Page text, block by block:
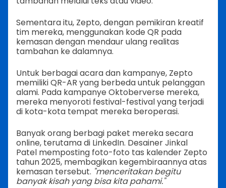
Sementara itu, Zepto, dengan pemikiran kreatif
tim mereka, menggunakan kode QR pada
kemasan dengan mendaur ulang realitas
tambahan ke dalamnya.
Untuk berbagai acara dan kampanye, Zepto
memiliki QR-AR yang berbeda untuk pelanggan
alami. Pada kampanye Oktoberverse mereka,
mereka menyoroti festival-festival yang terjadi
di kota-kota tempat mereka beroperasi.
Banyak orang berbagi paket mereka secara
online, terutama di LinkedIn. Desainer Jinkal
Patel memposting foto-foto tas kalender Zepto
tahun 2025, membagikan kegembiraannya atas
kemasan tersebut. "menceritakan begitu
banyak kisah yang bisa kita pahami."